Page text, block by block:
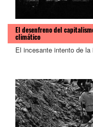
El desenfreno del
climático
El incesante intento de